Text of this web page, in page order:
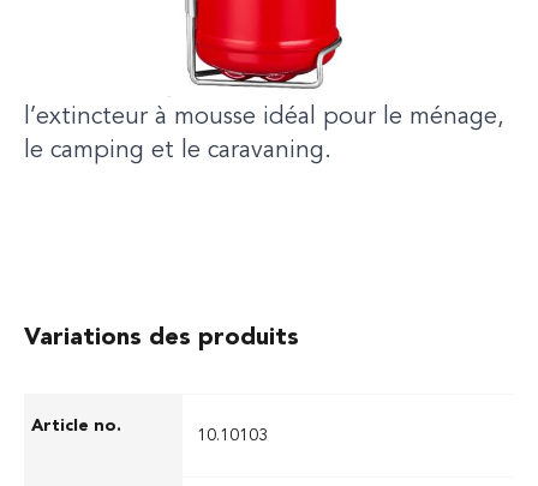
BAVARIA Rally Kitchen Guard est
l’extincteur à mousse idéal pour le ménage,
le camping et le caravaning.
Variations des produits
10.10103